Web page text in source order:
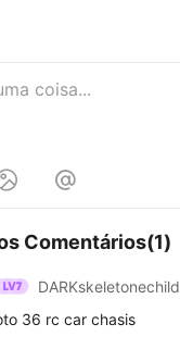

Comentários(1)
DARKskeletonechild
36 rc car chasis